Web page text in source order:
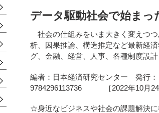
データ駆動社会で始まっ
社会の仕組みをいま大きく変えつ
析、因果推論、構造推定など最新経
グ、金融、経営、人事、各種制度設
編者：日本経済研究センター 発行
9784296113736 ［2022年10月24
☆身近なビジネスや社会の課題解決